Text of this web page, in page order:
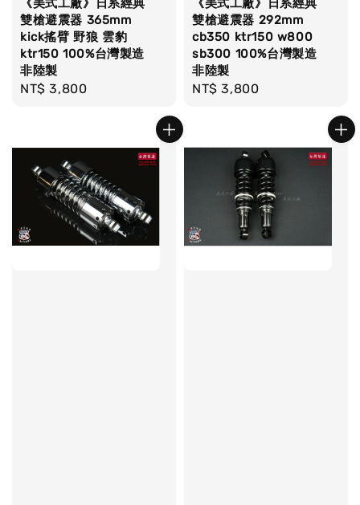
《美式工廠》日系經典
雙槍避震器 365mm
kick搖臂 野狼 雲豹
ktr150 100%台灣製造
非陸製
Regular
NT$ 3,800
《美式工廠》日系經典
雙槍避震器 292mm
cb350 ktr150 w800
sb300 100%台灣製造
非陸製
Regular
NT$ 3,800